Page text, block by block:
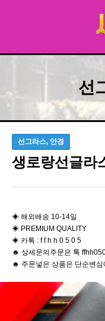
선
선그라스, 안경
생로랑선글라
◈ 해외배송 10-14일
◈ PREMIUM QUALITY
◈ 카톡 : f f h h 0 5 0 5
☻ 상세문의주문은 톡
☻ 주문넣은 상품은 단순변